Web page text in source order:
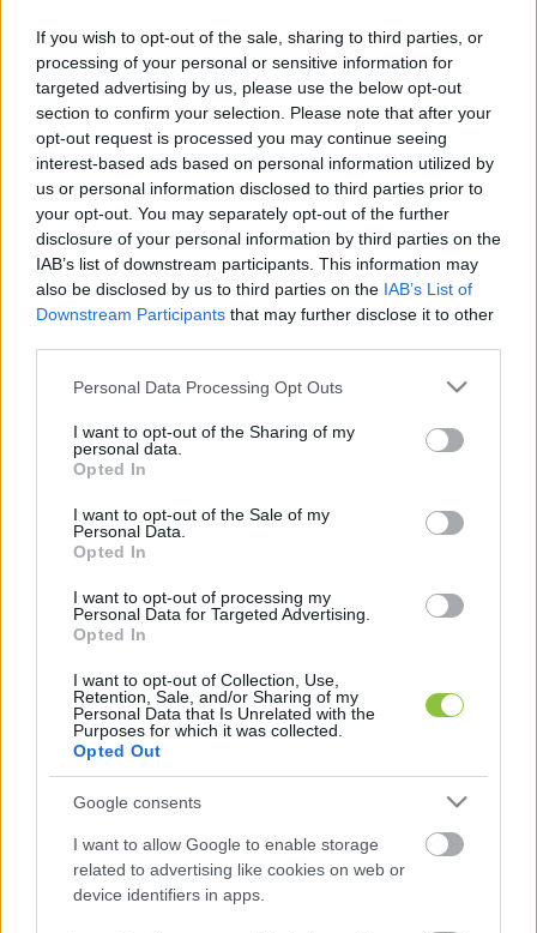
If you wish to opt-out of the sale, sharing to third parties, or
processing of your personal or sensitive information for
targeted advertising by us, please use the below opt-out
section to confirm your selection. Please note that after your
opt-out request is processed you may continue seeing
interest-based ads based on personal information utilized by
us or personal information disclosed to third parties prior to
your opt-out. You may separately opt-out of the further
disclosure of your personal information by third parties on the
IAB’s list of downstream participants. This information may
also be disclosed by us to third parties on the IAB’s List of
Downstream Participants that may further disclose it to other
Please note that this website/app uses one or more Google
not limited to your visit or usage behaviour. You may click to
grant or deny consent to Google and its third-party tags to
use your data for below specified purposes in below Google
consent section.
Personal Data Processing Opt Outs
I want to opt-out of the Sharing of my
personal data.
Opted In
I want to opt-out of the Sale of my
Personal Data.
Opted In
I want to opt-out of processing my
Personal Data for Targeted Advertising.
Opted In
I want to opt-out of Collection, Use,
Retention, Sale, and/or Sharing of my
Personal Data that Is Unrelated with the
Purposes for which it was collected.
Opted Out
Google consents
I want to allow Google to enable storage
related to advertising like cookies on web or
device identifiers in apps.
költségvetési törvényben rögzített deficitcél
fele. Ezzel Magyarország komoly hiánnyal
fordul rá a választásokra. Lapszemle.
Összeomlott februárban a magyar költségvetés
a választás előtti osztogatás miatt – írja a
Népszava. A Nemzetgazdasági Minisztérium
(NGM) erről szóló közleménye szerint február
végén az államháztartás központi
alrendszerének (önkormányzatok nélkül)
számított hiánya 2106,8 milliárd forint volt, ami a
hatályos költségvetési törvényben rögzített 4218
milliárdos deficitcél 50 százaléka.
szerint, a bevételi oldalon ugyanis a két-, és
háromgyermekes nők teljes adómentessége, a
családi adókedvezmények 50 százalékos
emelése nem múlhat el bevételcsökkentő hatás
nélkül.